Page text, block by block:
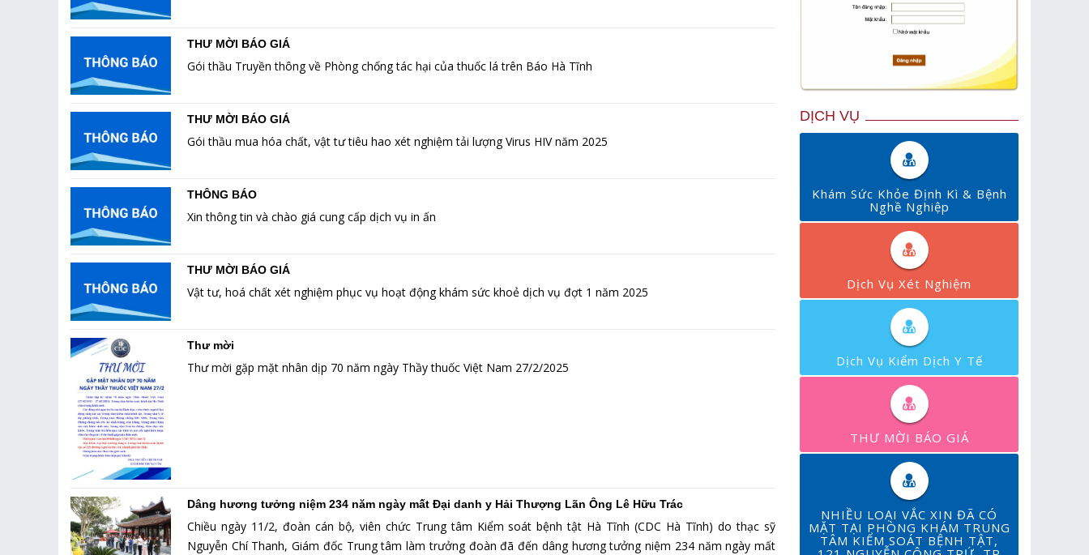
THƯ MỜI BÁO GIÁ
Gói thầu Truyền thông về Phòng chống tác hại của thuốc lá trên Báo Hà Tĩnh
THƯ MỜI BÁO GIÁ
Gói thầu mua hóa chất, vật tư tiêu hao xét nghiệm tải lượng Virus HIV năm 2025
THÔNG BÁO
Xin thông tin và chào giá cung cấp dịch vụ in ấn
THƯ MỜI BÁO GIÁ
Vật tư, hoá chất xét nghiệm phục vụ hoạt động khám sức khoẻ dịch vụ đợt 1 năm 2025
Thư mời
Thư mời gặp mặt nhân dịp 70 năm ngày Thầy thuốc Việt Nam 27/2/2025
Dâng hương tưởng niệm 234 năm ngày mất Đại danh y Hải Thượng Lãn Ông Lê Hữu Trác
Chiều ngày 11/2, đoàn cán bộ, viên chức Trung tâm Kiểm soát bệnh tật Hà Tĩnh (CDC Hà Tĩnh) do thạc sỹ
Nguyễn Chí Thanh, Giám đốc Trung tâm làm trưởng đoàn đã đến dâng hương tưởng niệm 234 năm ngày mất
DỊCH VỤ
Khám Sức Khỏe Định Kì & Bệnh
Nghề Nghiệp
Dịch Vụ Xét Nghiệm
Dịch Vụ Kiểm Dịch Y Tế
THƯ MỜI BÁO GIÁ
NHIỀU LOẠI VẮC XIN ĐÃ CÓ
MẶT TẠI PHÒNG KHÁM TRUNG
TÂM KIỂM SOÁT BỆNH TẬT,